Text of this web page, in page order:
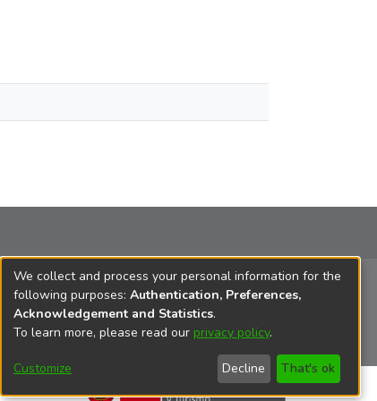
We collect and process your personal information for the
following purposes: Authentication, Preferences,
Acknowledgement and Statistics.
To learn more, please read our privacy policy.
Customize Decline That's ok